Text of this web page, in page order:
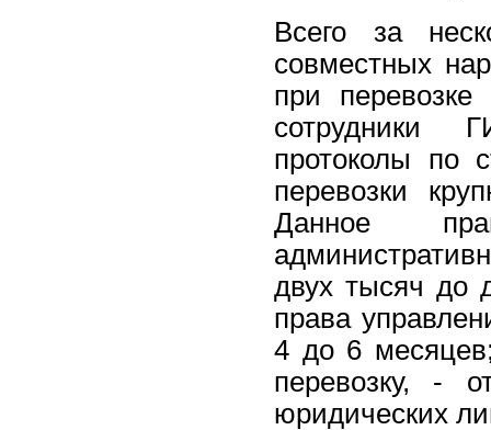
Всего за
совместных
при
сотрудники
протоколы по
перевозки
Данное
двух тысяч до
права
4 до 6
перевозку, -
юридических